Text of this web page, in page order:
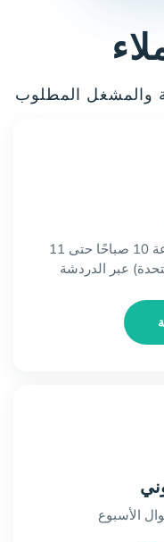
والمشغل المطلوب
خدمة العملاء متاحة يوميًا من الساعة 10 صباحًا حتى 11
الأسبوع